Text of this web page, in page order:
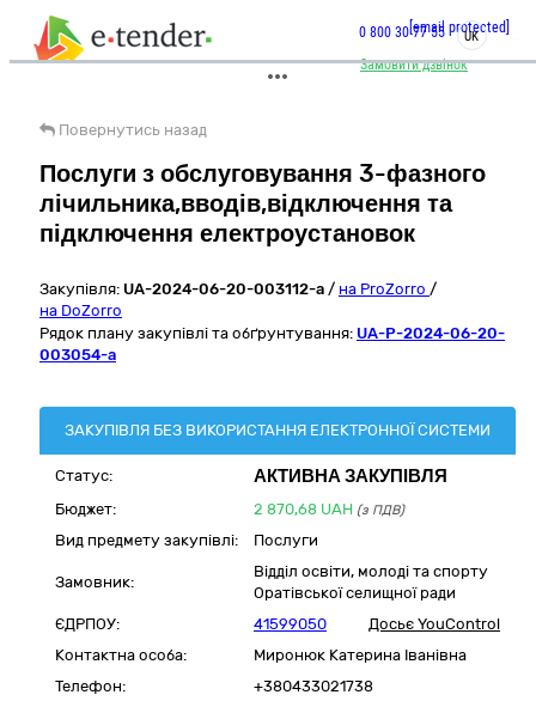
Замовити дзвінок
0 800 30 77 55[email protected]
UK
Повернутись назад
Послуги з обслуговування 3-фазного
лічильника,вводів,відключення та
підключення електроустановок
Закупівля: UA-2024-06-20-003112-a / на ProZorro /
на DoZorro
Рядок плану закупівлі та обґрунтування: UA-P-2024-06-20-
003054-a
ЗАКУПІВЛЯ БЕЗ ВИКОРИСТАННЯ ЕЛЕКТРОННОЇ СИСТЕМИ
Статус: АКТИВНА ЗАКУПІВЛЯ
Бюджет: 2 870,68 UAH (з ПДВ)
Вид предмету закупівлі: Послуги
Замовник:
Відділ освіти, молоді та спорту
Оратівської селищної ради
ЄДРПОУ:
41599050
Досьє YouControl
Контактна особа:
Миронюк Катерина Іванівна
Телефон:
+380433021738